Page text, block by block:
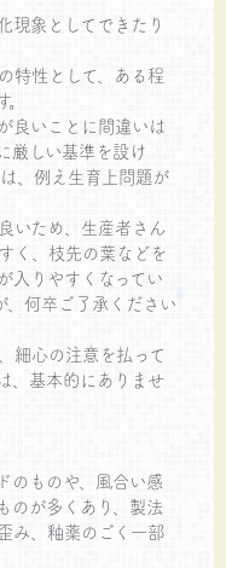
現象としてできたり
特性として、ある程
良いことに間違いは
厳しい基準を設け
、例え生育上問題が
いため、生産者さん
く、枝先の葉などを
入りやすくなってい
、何卒ご了承ください
細心の注意を払って
、基本的にありませ
のものや、風合い感
のが多くあり、製法
み、釉薬のごく一部